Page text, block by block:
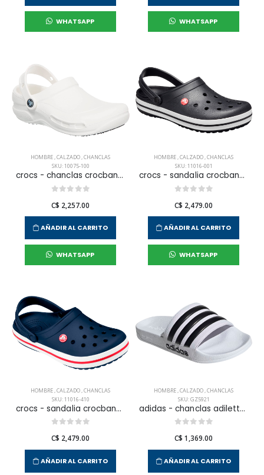
WHATSAPP WHATSAPP
HOMBRE,CALZADO,CHANCLAS
SKU: 10075-100
crocs - chanclas crocband para hombre
C$ 2,257.00
AÑADIR AL CARRITO
WHATSAPP
HOMBRE,CALZADO,CHANCLAS
SKU: 11016-001
crocs - sandalia crocband para hombre
C$ 2,479.00
AÑADIR AL CARRITO
WHATSAPP
HOMBRE,CALZADO,CHANCLAS
SKU: 11016-410
crocs - sandalia crocband para hombre
C$ 2,479.00
AÑADIR AL CARRITO
HOMBRE,CALZADO,CHANCLAS
SKU: GZ5921
adidas - chanclas adilette shower para hombre
C$ 1,369.00
AÑADIR AL CARRITO